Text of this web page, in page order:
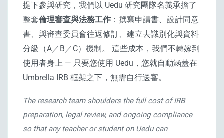
提下參與研究，我們以 Uedu 研究團隊名義承擔了
整套倫理審查與法務工作 ：撰寫申請書、設計同意
書、與審查委員會往返修訂、建立去識別化與資料
分級（A／B／C）機制。 這些成本，我們不轉嫁到
使用者身上 — 只要您使用 Uedu，您就自動涵蓋在
Umbrella IRB 框架之下，無需自行送審。
The research team shoulders the full cost of IRB
preparation, legal review, and ongoing compliance
so that any teacher or student on Uedu can